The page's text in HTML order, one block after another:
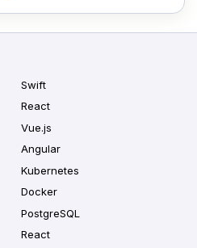
Swift
React
Vue.js
Angular
Kubernetes
Docker
PostgreSQL
React